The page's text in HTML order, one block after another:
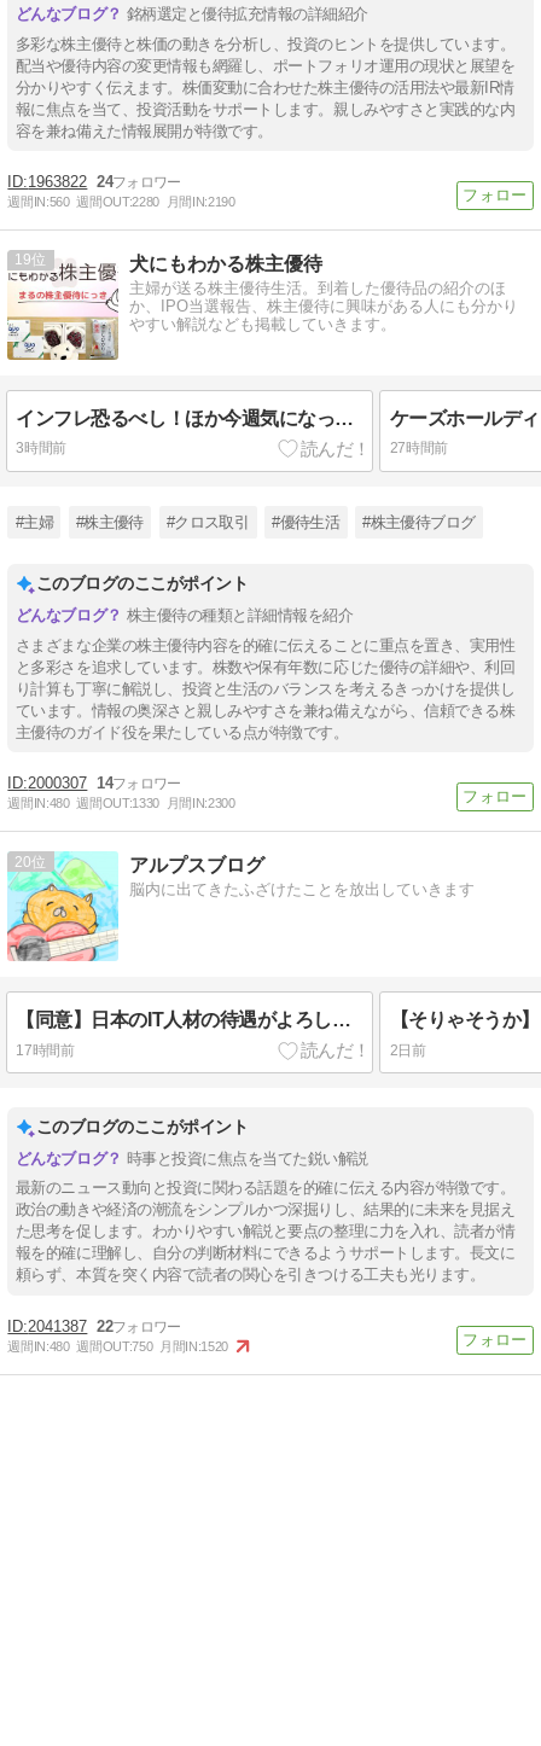
銘柄選定と優待拡充情報の詳細紹介
多彩な株主優待と株価の動きを分析し、投資のヒントを提供しています。
配当や優待内容の変更情報も網羅し、ポートフォリオ運用の現状と展望を
分かりやすく伝えます。株価変動に合わせた株主優待の活用法や最新IR情
報に焦点を当て、投資活動をサポートします。親しみやすさと実践的な内
容を兼ね備えた情報展開が特徴です。
1963822 24
週間IN:560 週間OUT:2280 月間IN:2190
19 犬にもわかる株主優待
主婦が送る株主優待生活。到着した優待品の紹介のほ
か、IPO当選報告、株主優待に興味がある人にも分かり
やすい解説なども掲載していきます。
インフレ恐るべし！ほか今週気になった優待系IR情報などまとめ
3時間前 27時間前
#主婦 #株主優待 #クロス取引 #優待生活 #株主優待ブログ
このブログのここがポイント
株主優待の種類と詳細情報を紹介
さまざまな企業の株主優待内容を的確に伝えることに重点を置き、実用性
と多彩さを追求しています。株数や保有年数に応じた優待の詳細や、利回
り計算も丁寧に解説し、投資と生活のバランスを考えるきっかけを提供し
ています。情報の奥深さと親しみやすさを兼ね備えながら、信頼できる株
主優待のガイド役を果たしている点が特徴です。
2000307 14
週間IN:480 週間OUT:1330 月間IN:2300
20 アルプスブログ
脳内に出てきたふざけたことを放出していきます
【同意】日本のIT人材の待遇がよろしくないだと？
17時間前 2日前
このブログのここがポイント
時事と投資に焦点を当てた鋭い解説
最新のニュース動向と投資に関わる話題を的確に伝える内容が特徴です。
政治の動きや経済の潮流をシンプルかつ深掘りし、結果的に未来を見据え
た思考を促します。わかりやすい解説と要点の整理に力を入れ、読者が情
報を的確に理解し、自分の判断材料にできるようサポートします。長文に
頼らず、本質を突く内容で読者の関心を引きつける工夫も光ります。
2041387 22
週間IN:480 週間OUT:750 月間IN:1520